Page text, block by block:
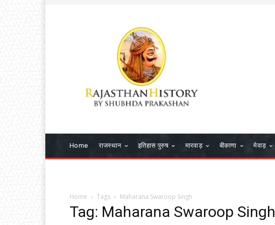
Home राजस्थान इतिहास पुरुष मारवाड़ बीकाणा मेवाड़
Home Tags Maharana Swaroop Singh
Tag: Maharana Swaroop Singh